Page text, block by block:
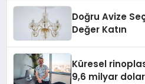
Doğru Avize
Değer Katın
Küresel
9,6 milyar